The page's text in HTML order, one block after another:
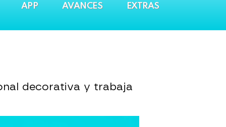
APP AVANCES EXTRAS
decorativa y trabaja